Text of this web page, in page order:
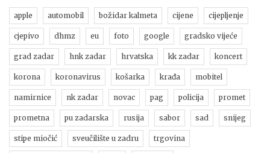
apple automobil božidar kalmeta cijene cijepljenje
cjepivo dhmz eu foto google gradsko vijeće
grad zadar hnk zadar hrvatska kk zadar koncert
korona koronavirus košarka krađa mobitel
namirnice nk zadar novac pag policija promet
prometna pu zadarska rusija sabor sad snijeg
stipe miočić sveučilište u zadru trgovina